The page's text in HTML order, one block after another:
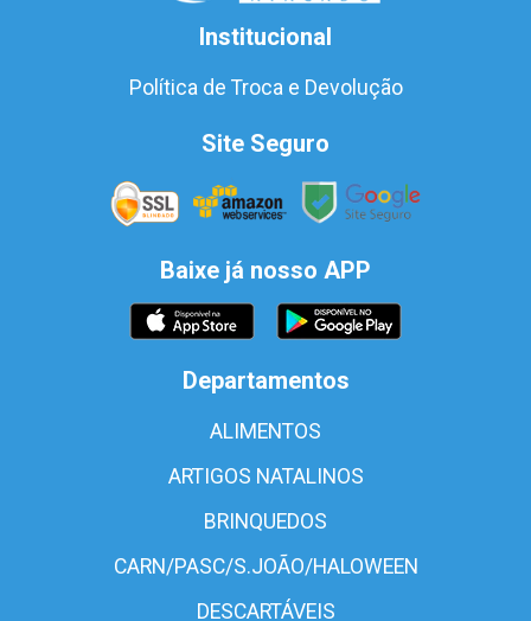
Institucional
Política de Troca e Devolução
Site Seguro
Baixe já nosso APP
Departamentos
ALIMENTOS
ARTIGOS NATALINOS
BRINQUEDOS
CARN/PASC/S.JOÃO/HALOWEEN
DESCARTÁVEIS